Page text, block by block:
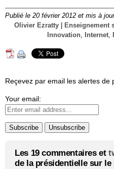
Publié le 20 février 2012 et mis à
Olivier Ezratty
Enseignement
Innovation, Internet,
Reçevez par email les alertes de
Your email:
Les 19 commentaires et
de la présidentielle sur le